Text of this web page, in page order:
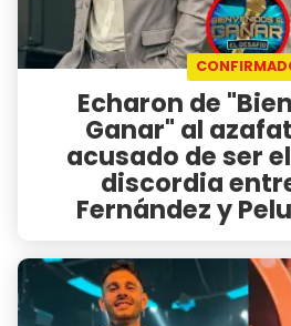
Echaron de
Ganar" al
acusado de ser
discordia
Fernández y